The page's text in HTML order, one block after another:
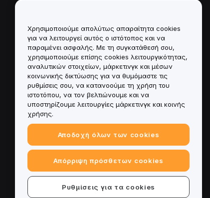
Πολιτική σύγκρουσης
συμφερόντων
Σύνοψη της Πολιτικής
Θεματοφυλακής και
Διαχείρισης
Πληροφορίες ESG
Crypto-Asset White Papers
Χρησιμοποιούμε απολύτως απαραίτητα cookies
για να λειτουργεί αυτός ο ιστότοπος και να
παραμένει ασφαλής. Με τη συγκατάθεσή σου,
χρησιμοποιούμε επίσης cookies λειτουργικότητας,
αναλυτικών στοιχείων, μάρκετινγκ και μέσων
κοινωνικής δικτύωσης για να θυμόμαστε τις
ρυθμίσεις σου, να κατανοούμε τη χρήση του
ιστοτόπου, να τον βελτιώνουμε και να
υποστηρίζουμε λειτουργίες μάρκετινγκ και κοινής
χρήσης.
Αποδοχή όλων των cookies
Απόρριψη πρόσθετων cookies
Ρυθμίσεις για τα cookies